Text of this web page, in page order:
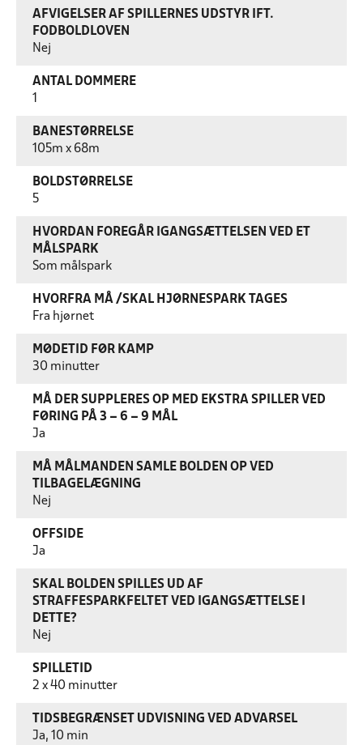
AFVIGELSER AF SPILLERNES UDSTYR IFT.
FODBOLDLOVEN
Nej
ANTAL DOMMERE
BANESTØRRELSE
105m x 68m
BOLDSTØRRELSE
5
HVORDAN FOREGÅR IGANGSÆTTELSEN VED ET
MÅLSPARK
Som målspark
HVORFRA MÅ /SKAL HJØRNESPARK TAGES
Fra hjørnet
MØDETID FØR KAMP
30 minutter
MÅ DER SUPPLERES OP MED EKSTRA SPILLER VED
FØRING PÅ 3 – 6 – 9 MÅL
Ja
MÅ MÅLMANDEN SAMLE BOLDEN OP VED
TILBAGELÆGNING
Nej
OFFSIDE
Ja
SKAL BOLDEN SPILLES UD AF
STRAFFESPARKFELTET VED IGANGSÆTTELSE I
DETTE?
Nej
SPILLETID
2 x 40 minutter
TIDSBEGRÆNSET UDVISNING VED ADVARSEL
Ja, 10 min